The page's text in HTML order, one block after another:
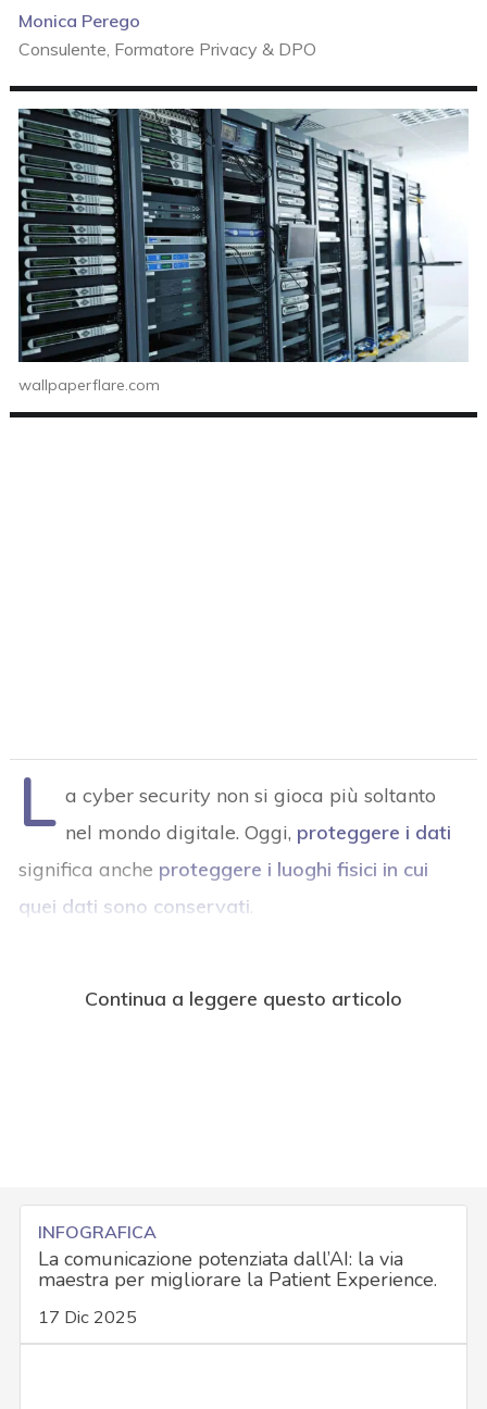
Monica Perego
Consulente, Formatore Privacy & DPO
wallpaperflare.com
L a cyber security non si gioca più soltanto
nel mondo digitale. Oggi, proteggere i dati
significa anche proteggere i luoghi fisici in cui
quei dati sono conservati.
Continua a leggere questo articolo
INFOGRAFICA
La comunicazione potenziata dall’AI: la via
maestra per migliorare la Patient Experience.
17 Dic 2025